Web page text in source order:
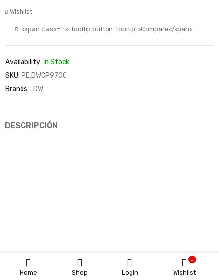
Home Shop Login Wishlist
0
Wishlist
<span class="ts-tooltip button-tooltip">Compare</span>
Availability: In Stock
SKU: PE.DWCP9700
Brands:
DW
DESCRIPCIÓN